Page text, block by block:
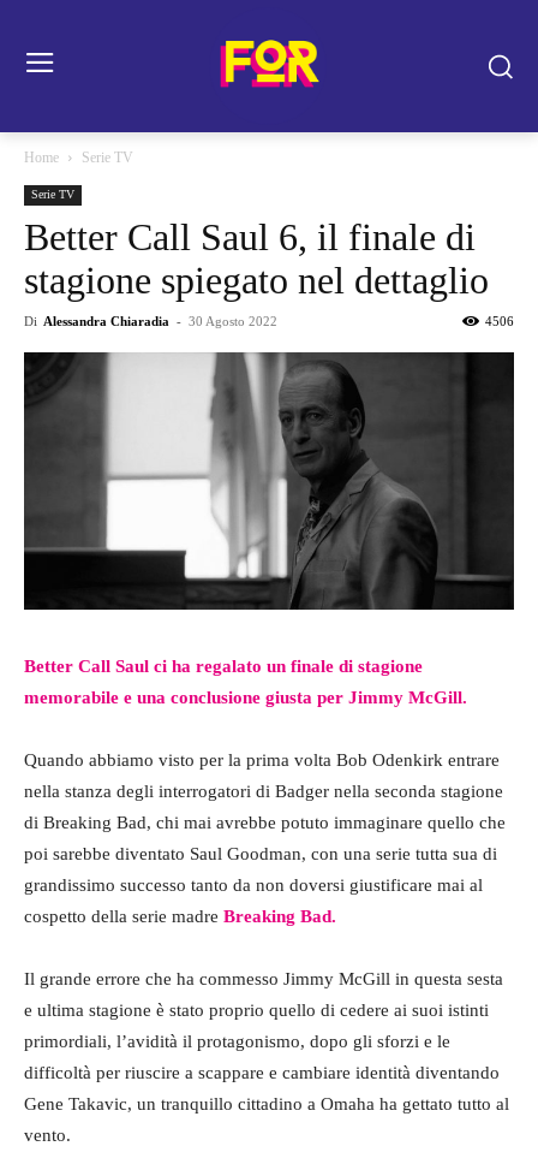
Home Serie TV
Serie TV
Better Call Saul 6, il finale di
stagione spiegato nel dettaglio
Di Alessandra Chiaradia - 30 Agosto 2022 4506
Better Call Saul ci ha regalato un finale di stagione
memorabile e una conclusione giusta per Jimmy McGill.
Quando abbiamo visto per la prima volta Bob Odenkirk entrare
nella stanza degli interrogatori di Badger nella seconda stagione
di Breaking Bad, chi mai avrebbe potuto immaginare quello che
poi sarebbe diventato Saul Goodman, con una serie tutta sua di
grandissimo successo tanto da non doversi giustificare mai al
cospetto della serie madre Breaking Bad.
Il grande errore che ha commesso Jimmy McGill in questa sesta
e ultima stagione è stato proprio quello di cedere ai suoi istinti
primordiali, l’avidità il protagonismo, dopo gli sforzi e le
difficoltà per riuscire a scappare e cambiare identità diventando
Gene Takavic, un tranquillo cittadino a Omaha ha gettato tutto al
vento.